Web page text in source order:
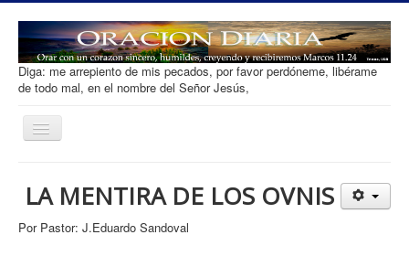
Diga: me arrepiento de mis pecados, por favor perdóneme, libérame
de todo mal, en el nombre del Señor Jesús,
Toggle
Salvacion
Que es Orar
LA MENTIRA DE LOS OVNIS
Por Pastor: J.Eduardo Sandoval